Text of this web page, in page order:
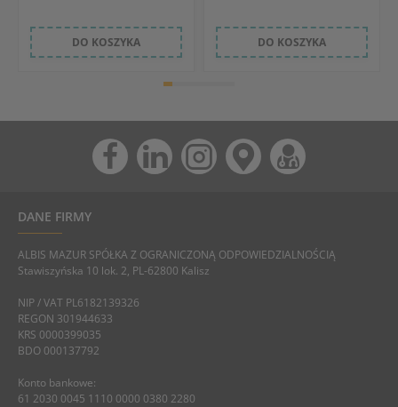
DO KOSZYKA DO KOSZYKA
DANE FIRMY
ALBIS MAZUR SPÓŁKA Z OGRANICZONĄ ODPOWIEDZIALNOŚCIĄ
Stawiszyńska 10 lok. 2, PL-62800 Kalisz
NIP / VAT PL6182139326
REGON 301944633
KRS 0000399035
BDO 000137792
Konto bankowe:
61 2030 0045 1110 0000 0380 2280